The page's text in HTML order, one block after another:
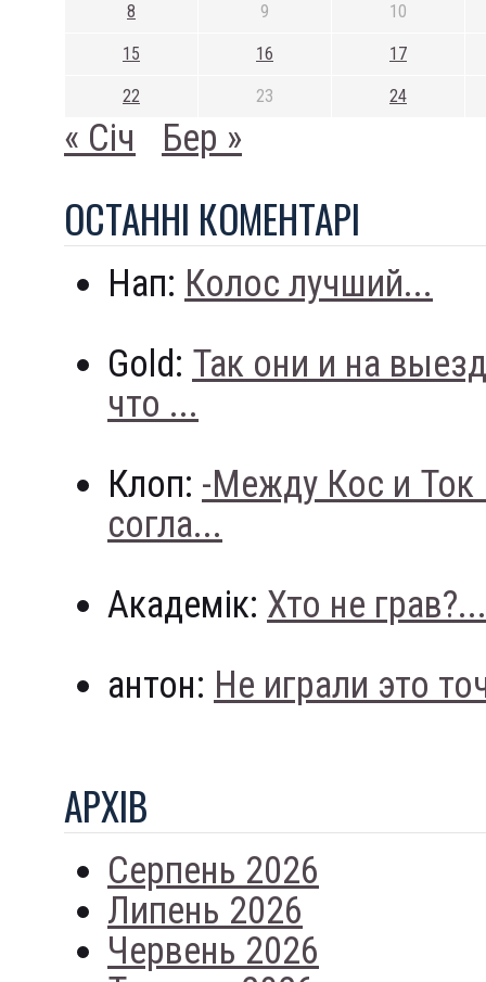
8 9 10
15 16 17
22 23 24
« Січ Бер »
ОСТАННI КОМЕНТАРI
Нап: Колос лучший...
Gold: Так они и на
что ...
Клоп: -Между Кос и
согла...
Академік: Хто не грав?...
антон: Не играли это
АРХIВ
Серпень 2026
Липень 2026
Червень 2026